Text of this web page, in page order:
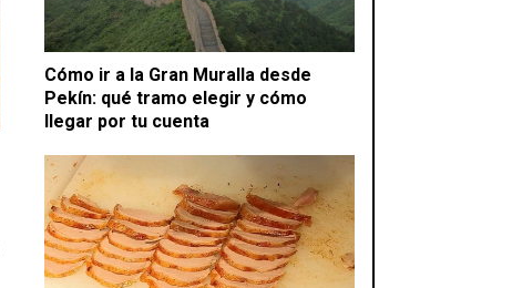
Cómo ir a la Gran Muralla desde
Pekín: qué tramo elegir y cómo
llegar por tu cuenta